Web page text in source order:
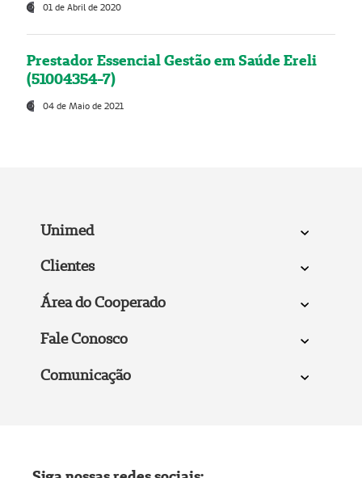
01 de Abril de 2020
Prestador Essencial Gestão em Saúde Ereli
(51004354-7)
04 de Maio de 2021
Unimed
Clientes
Área do Cooperado
Fale Conosco
Comunicação